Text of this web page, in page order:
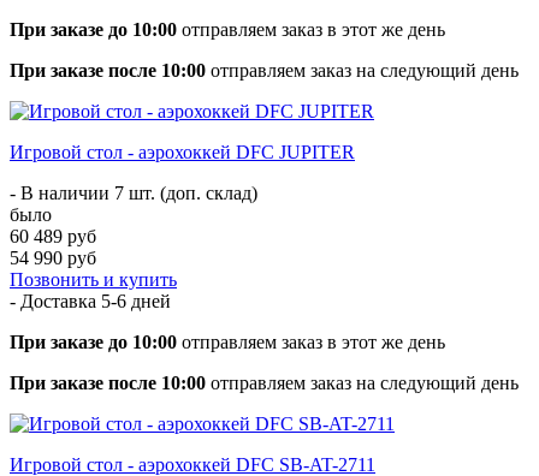
При заказе до 10:00 отправляем заказ в этот же день
При заказе после 10:00 отправляем заказ на следующий день
Игровой стол - аэрохоккей DFC JUPITER
- В наличии 7 шт. (доп. склад)
было
60 489 руб
54 990 руб
Позвонить и купить
- Доставка 5-6 дней
При заказе до 10:00 отправляем заказ в этот же день
При заказе после 10:00 отправляем заказ на следующий день
Игровой стол - аэрохоккей DFC SB-AT-2711